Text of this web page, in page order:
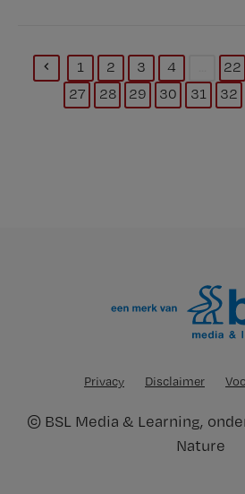
1 2 3 4 22
27 28 29 30 31 32
Privacy Disclaimer
© BSL Media & Learning,
Nature